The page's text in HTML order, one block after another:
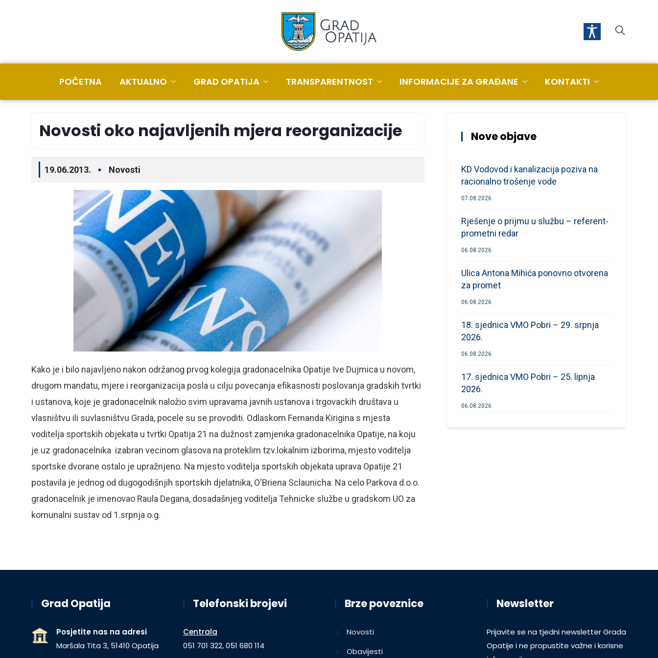
POČETNA AKTUALNO GRAD OPATIJA TRANSPARENTNOST INFORMACIJE ZA GRAĐANE KONTAKTI
Novosti oko najavljenih mjera reorganizacije
19.06.2013. Novosti
Kako je i bilo najavljeno nakon održanog prvog kolegija gradonacelnika Opatije Ive Dujmica u novom,
drugom mandatu, mjere i reorganizacija posla u cilju povecanja efikasnosti poslovanja gradskih tvrtki
i ustanova, koje je gradonacelnik naložio svim upravama javnih ustanova i trgovackih društava u
vlasništvu ili suvlasništvu Grada, pocele su se provoditi. Odlaskom Fernanda Kirigina s mjesta
voditelja sportskih objekata u tvrtki Opatija 21 na dužnost zamjenika gradonacelnika Opatije, na koju
je uz gradonacelnika izabran vecinom glasova na proteklim tzv.lokalnim izborima, mjesto voditelja
sportske dvorane ostalo je upražnjeno. Na mjesto voditelja sportskih objekata uprava Opatije 21
postavila je jednog od dugogodišnjih sportskih djelatnika, O'Briena Sclaunicha. Na celo Parkova d.o.o.
gradonacelnik je imenovao Raula Degana, dosadašnjeg voditelja Tehnicke službe u gradskom UO za
komunalni sustav od 1.srpnja o.g.
Nove objave
KD Vodovod i kanalizacija poziva na
racionalno trošenje vode
07.08.2026.
Rješenje o prijmu u službu – referent-
prometni redar
06.08.2026.
Ulica Antona Mihića ponovno otvorena
za promet
06.08.2026.
18. sjednica VMO Pobri – 29. srpnja
2026.
06.08.2026.
17. sjednica VMO Pobri – 25. lipnja
2026.
06.08.2026.
Grad Opatija
Posjetite nas na adresi
Maršala Tita 3, 51410 Opatija
Telefonski brojevi
Centrala
051 701 322, 051 680 114
Brze poveznice
Novosti
Obavijesti
Newsletter
Prijavite se na tjedni newsletter Grada
Opatije i ne propustite važne i korisne